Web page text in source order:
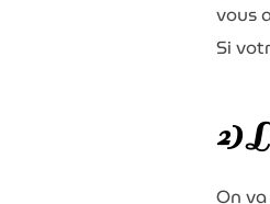
vous
Si
2)
On